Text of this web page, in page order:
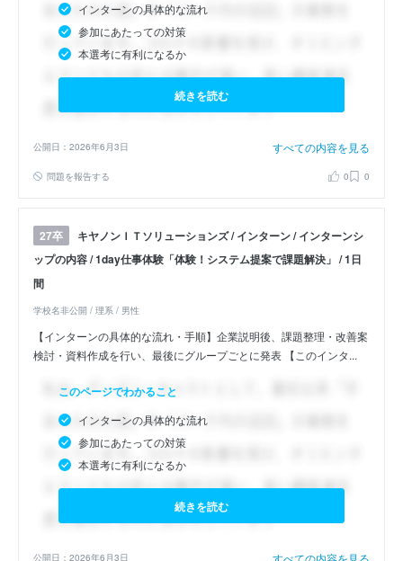
インターンの具体的な流れ
参加にあたっての対策
本選考に有利になるか
続きを読む
公開日：2026年6月3日 すべての内容を見る
問題を報告する 0 0
27卒
キヤノンＩＴソリューションズ / インターン / インターンシ
ップの内容 / 1day仕事体験「体験！システム提案で課題解決」 / 1日
間
学校名非公開 / 理系 / 男性
【インターンの具体的な流れ・手順】企業説明後、課題整理・改善案
検討・資料作成を行い、最後にグループごとに発表 【このインタ...
このページでわかること
インターンの具体的な流れ
参加にあたっての対策
本選考に有利になるか
続きを読む
公開日：2026年6月3日 すべての内容を見る